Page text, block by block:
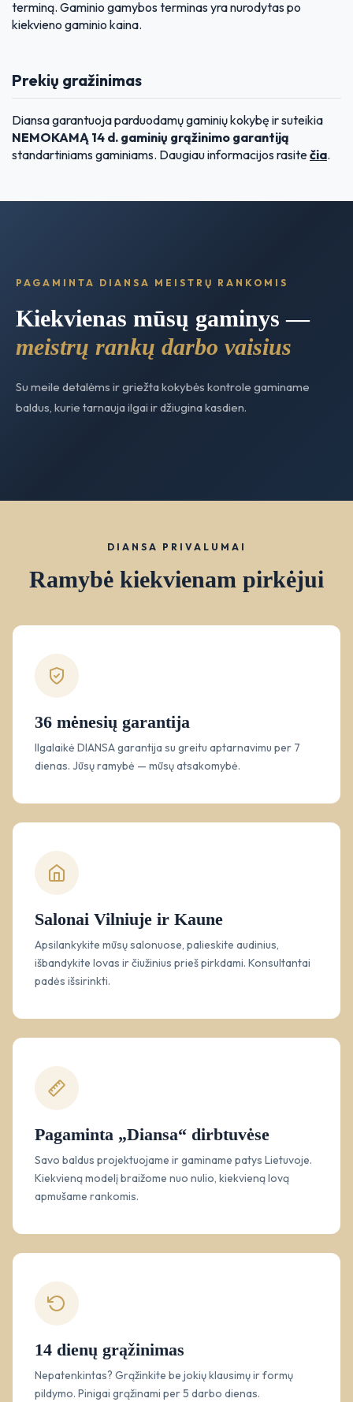
terminą. Gaminio gamybos terminas yra nurodytas po
kiekvieno gaminio kaina.
Prekių gražinimas
Diansa garantuoja parduodamų gaminių kokybę ir suteikia
NEMOKAMĄ 14 d. gaminių grąžinimo garantiją
standartiniams gaminiams. Daugiau informacijos rasitečia.
PAGAMINTA DIANSA MEISTRŲ RANKOMIS
Kiekvienas mūsų gaminys —
meistrų rankų darbo vaisius
Su meile detalėms ir griežta kokybės kontrole gaminame
baldus, kurie tarnauja ilgai ir džiugina kasdien.
DIANSA PRIVALUMAI
Ramybė kiekvienam pirkėjui
36 mėnesių garantija
Ilgalaikė DIANSA garantija su greitu aptarnavimu per 7
dienas. Jūsų ramybė — mūsų atsakomybė.
Salonai Vilniuje ir Kaune
Apsilankykite mūsų salonuose, palieskite audinius,
išbandykite lovas ir čiužinius prieš pirkdami. Konsultantai
padės išsirinkti.
Pagaminta „Diansa“ dirbtuvėse
Savo baldus projektuojame ir gaminame patys Lietuvoje.
Kiekvieną modelį braižome nuo nulio, kiekvieną lovą
apmušame rankomis.
14 dienų grąžinimas
Nepatenkintas? Grąžinkite be jokių klausimų ir formų
pildymo. Pinigai grąžinami per 5 darbo dienas.